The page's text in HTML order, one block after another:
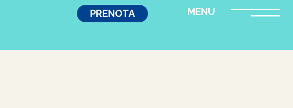
PRENOTA